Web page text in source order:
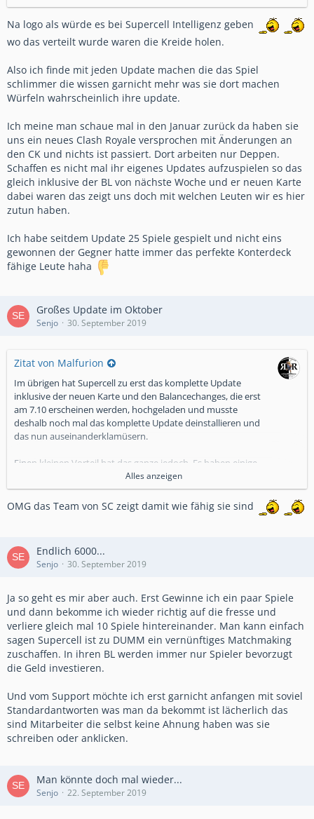
Na logo als würde es bei Supercell Intelligenz geben
wo das verteilt wurde waren die Kreide holen.
Also ich finde mit jeden Update machen die das Spiel
schlimmer die wissen garnicht mehr was sie dort machen
Würfeln wahrscheinlich ihre update.
Ich meine man schaue mal in den Januar zurück da haben sie
uns ein neues Clash Royale versprochen mit Änderungen an
den CK und nichts ist passiert. Dort arbeiten nur Deppen.
Schaffen es nicht mal ihr eigenes Updates aufzuspielen so das
gleich inklusive der BL von nächste Woche und er neuen Karte
dabei waren das zeigt uns doch mit welchen Leuten wir es hier
zutun haben.
Ich habe seitdem Update 25 Spiele gespielt und nicht eins
gewonnen der Gegner hatte immer das perfekte Konterdeck
fähige Leute haha
Großes Update im Oktober
Senjo 30. September 2019
Zitat von Malfurion
Im übrigen hat Supercell zu erst das komplette Update
inklusive der neuen Karte und den Balancechanges, die erst
am 7.10 erscheinen werden, hochgeladen und musste
deshalb noch mal das komplette Update deinstallieren und
das nun auseinanderklamüsern.
Einen kleinen Vorteil hat das ganze jedoch. Es haben einige
Spieler den Elixiergolem bereits freigespielt (die werden den
aber nicht behalten dürfen) und Gameplayvideos geteilt.
Ihr findet einige davon bei Youtube/Reddit
Alles anzeigen
OMG das Team von SC zeigt damit wie fähig sie sind
Endlich 6000...
Senjo 30. September 2019
Ja so geht es mir aber auch. Erst Gewinne ich ein paar Spiele
und dann bekomme ich wieder richtig auf die fresse und
verliere gleich mal 10 Spiele hintereinander. Man kann einfach
sagen Supercell ist zu DUMM ein vernünftiges Matchmaking
zuschaffen. In ihren BL werden immer nur Spieler bevorzugt
die Geld investieren.
Und vom Support möchte ich erst garnicht anfangen mit soviel
Standardantworten was man da bekommt ist lächerlich das
sind Mitarbeiter die selbst keine Ahnung haben was sie
schreiben oder anklicken.
Man könnte doch mal wieder...
Senjo 22. September 2019